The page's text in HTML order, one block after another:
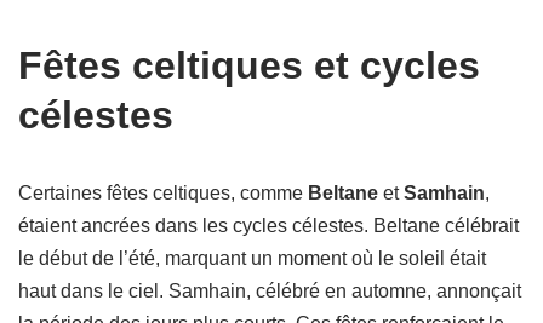
Fêtes celtiques et cycles
célestes
Certaines fêtes celtiques, comme Beltane etSamhain,
étaient ancrées dans les cycles célestes. Beltane célébrait
le début de l’été, marquant un moment où le soleil était
haut dans le ciel. Samhain, célébré en automne, annonçait